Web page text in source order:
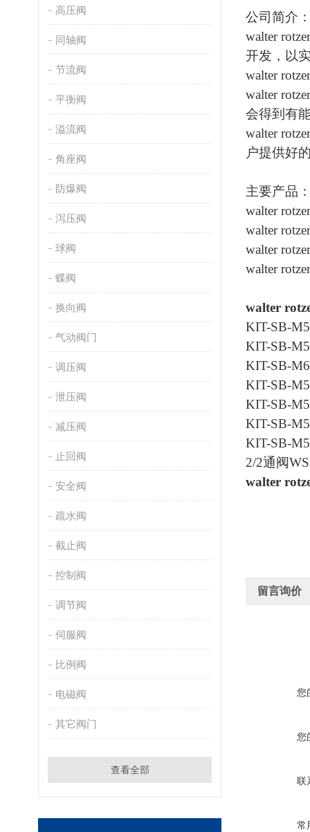
高压阀
同轴阀
节流阀
平衡阀
溢流阀
角座阀
防爆阀
泻压阀
球阀
蝶阀
换向阀
气动阀门
调压阀
泄压阀
减压阀
止回阀
安全阀
疏水阀
截止阀
控制阀
调节阀
伺服阀
比例阀
电磁阀
其它阀门
查看全部
公司简介
walter
开发，以
walter
walter
会得到有
walter
户提供好
主要产品
walter
walter
walter
walter
walter
KIT-SB-
KIT-SB-
KIT-SB-
KIT-SB-
KIT-SB-
KIT-SB-
KIT-SB-
2/2通阀
walter
留言询价
您
您
联
常